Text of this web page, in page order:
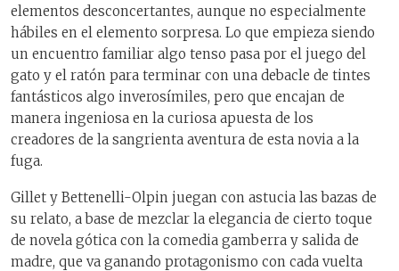
elementos desconcertantes, aunque no especialmente
hábiles en el elemento sorpresa. Lo que empieza siendo
un encuentro familiar algo tenso pasa por el juego del
gato y el ratón para terminar con una debacle de tintes
fantásticos algo inverosímiles, pero que encajan de
manera ingeniosa en la curiosa apuesta de los
creadores de la sangrienta aventura de esta novia a la
fuga.
Gillet y Bettenelli-Olpin juegan con astucia las bazas de
su relato, a base de mezclar la elegancia de cierto toque
de novela gótica con la comedia gamberra y salida de
madre, que va ganando protagonismo con cada vuelta